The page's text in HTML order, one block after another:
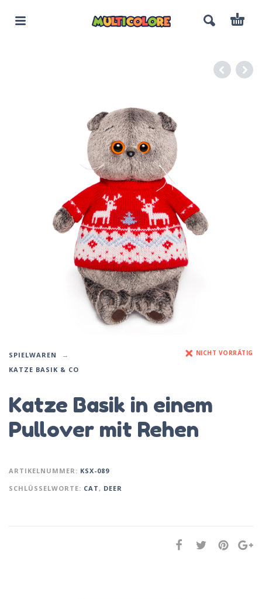
SPIELWAREN
KATZE BASIK & CO
NICHT VORRÄTIG
Katze Basik in einem
Pullover mit Rehen
ARTIKELNUMMER: KSX-089
SCHLÜSSELWORTE: CAT, DEER